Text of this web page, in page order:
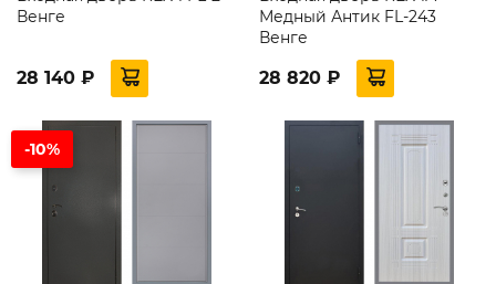
Венге
28 140 ₽
Медный Антик FL-243
Венге
28 820 ₽
-10%